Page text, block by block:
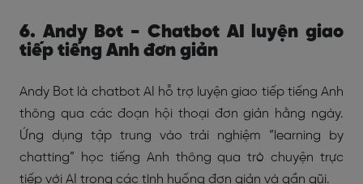
6. Andy Bot - Chatbot AI luyện giao
tiếp tiếng Anh đơn giản
Andy Bot là chatbot AI hỗ trợ luyện giao tiếp tiếng Anh
thông qua các đoạn hội thoại đơn giản hằng ngày.
Ứng dụng tập trung vào trải nghiệm “learning by
chatting” học tiếng Anh thông qua trò chuyện trực
tiếp với AI trong các tình huống đơn giản và gần gũi.